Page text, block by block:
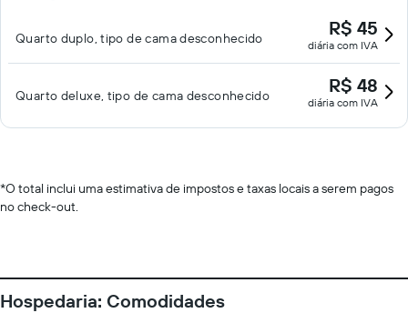
Quarto duplo, tipo de cama desconhecido R$ 45
diária com IVA
Quarto deluxe, tipo de cama desconhecido R$ 48
diária com IVA
*O total inclui uma estimativa de impostos e taxas locais a serem pagos
no check-out.
Hospedaria: Comodidades